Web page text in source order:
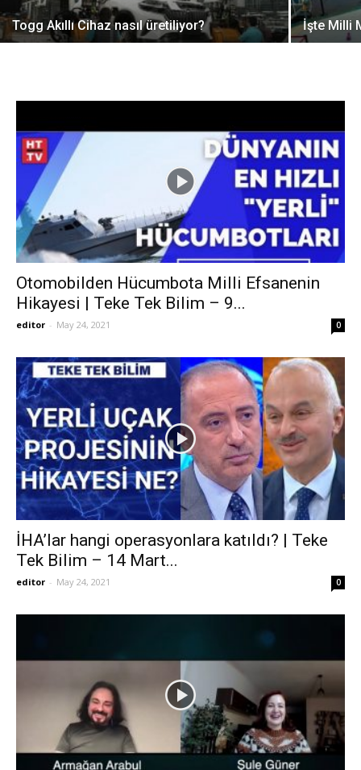
Togg Akıllı Cihaz nasıl üretiliyor? İşte Milli
Otomobilden Hücumbota Milli Efsanenin
Hikayesi | Teke Tek Bilim – 9...
editor - May 24, 2021 0
İHA’lar hangi operasyonlara katıldı? | Teke
Tek Bilim – 14 Mart...
editor - May 24, 2021 0